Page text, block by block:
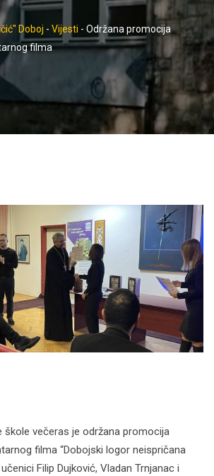
Doboj - Vijesti - Održana promocija
filma
škole večeras je održana promocija
filma “Dobojski logor neispričana
Filip Dujković, Vladan Trnjanac i